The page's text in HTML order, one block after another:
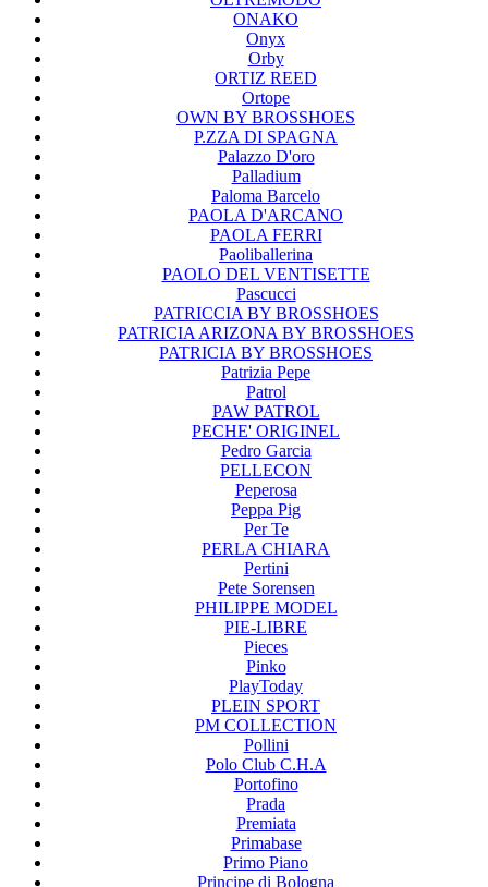
ONAKO
Onyx
Orby
ORTIZ REED
Ortope
OWN BY BROSSHOES
P.ZZA DI SPAGNA
Palazzo D'oro
Palladium
Paloma Barcelo
PAOLA D'ARCANO
PAOLA FERRI
Paoliballerina
PAOLO DEL VENTISETTE
Pascucci
PATRICCIA BY BROSSHOES
PATRICIA ARIZONA BY BROSSHOES
PATRICIA BY BROSSHOES
Patrizia Pepe
Patrol
PAW PATROL
PECHE' ORIGINEL
Pedro Garcia
PELLECON
Peperosa
Peppa Pig
Per Te
PERLA CHIARA
Pertini
Pete Sorensen
PHILIPPE MODEL
PIE-LIBRE
Pieces
Pinko
PlayToday
PLEIN SPORT
PM COLLECTION
Pollini
Polo Club C.H.A
Portofino
Prada
Premiata
Primabase
Primo Piano
Principe di Bologna